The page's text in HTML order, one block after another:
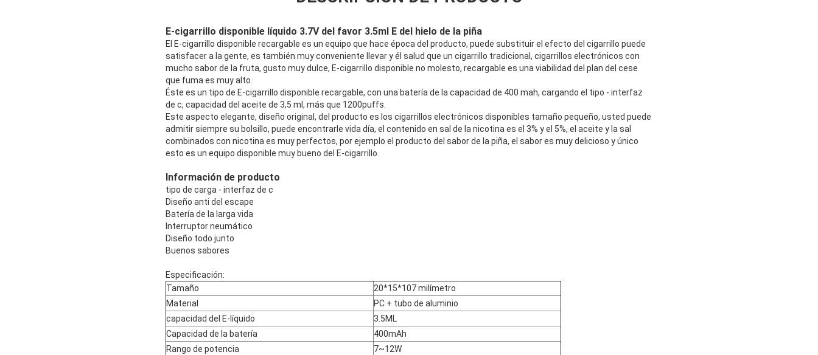
E-cigarrillo disponible líquido 3.7V del favor 3.5ml E del hielo de la piña
El E-cigarrillo disponible recargable es un equipo que hace época del producto, puede substituir el efecto del cigarrillo puede
satisfacer a la gente, es también muy conveniente llevar y él salud que un cigarrillo tradicional, cigarrillos electrónicos con
mucho sabor de la fruta, gusto muy dulce, E-cigarrillo disponible no molesto, recargable es una viabilidad del plan del cese
que fuma es muy alto.
Éste es un tipo de E-cigarrillo disponible recargable, con una batería de la capacidad de 400 mah, cargando el tipo - interfaz
de c, capacidad del aceite de 3,5 ml, más que 1200puffs.
Este aspecto elegante, diseño original, del producto es los cigarrillos electrónicos disponibles tamaño pequeño, usted puede
admitir siempre su bolsillo, puede encontrarle vida día, el contenido en sal de la nicotina es el 3% y el 5%, el aceite y la sal
combinados con nicotina es muy perfectos, por ejemplo el producto del sabor de la piña, el sabor es muy delicioso y único
esto es un equipo disponible muy bueno del E-cigarrillo.
Información de producto
tipo de carga - interfaz de c
Diseño anti del escape
Batería de la larga vida
Interruptor neumático
Diseño todo junto
Buenos sabores
Especificación:
Tamaño
20*15*107 milímetro
Material
PC + tubo de aluminio
capacidad del E-líquido
3.5ML
Capacidad de la batería
400mAh
Rango de potencia
7~12W